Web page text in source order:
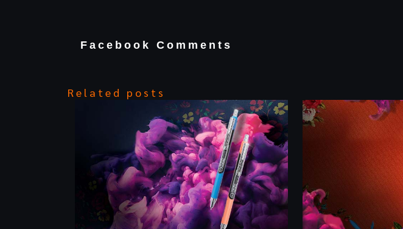
Facebook Comments
Related posts